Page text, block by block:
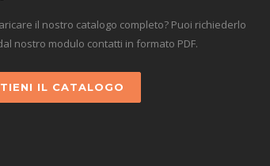
il nostro catalogo completo? Puoi richiederlo
nostro modulo contatti in formato PDF.
IL CATALOGO